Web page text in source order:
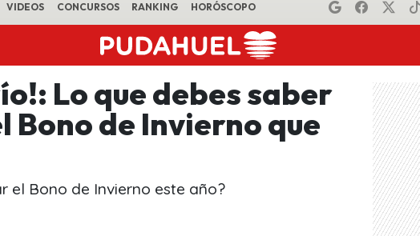
VIDEOS CONCURSOS RANKING HORÓSCOPO
Lo que debes saber
Bono de Invierno que
el Bono de Invierno este año?